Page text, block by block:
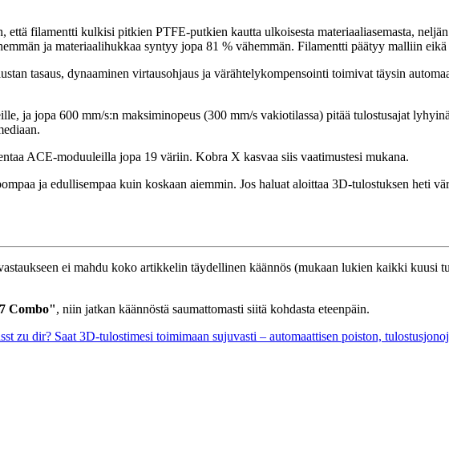
filamentti kulkisi pitkien PTFE-putkien kautta ulkoisesta materiaaliasemasta, neljän
ja materiaalihukkaa syntyy jopa 81 % vähemmän. Filamentti päätyy malliin
tasaus, dynaaminen virtausohjaus ja värähtelykompensointi toimivat täysin
ja jopa 600 mm/s:n maksiminopeus (300 mm/s vakiotilassa) pitää tulostusajat
ACE-moduuleilla jopa 19 väriin. Kobra X kasvaa siis vaatimustesi mukana.
ja edullisempaa kuin koskaan aiemmin. Jos haluat aloittaa 3D-tulostuksen heti
ei mahdu koko artikkelin täydellinen käännös (mukaan lukien kaikki kuusi
Combo", niin jatkan käännöstä saumattomasti siitä kohdasta eteenpäin.
zu dir? Saat 3D-tulostimesi toimimaan sujuvasti – automaattisen poiston,